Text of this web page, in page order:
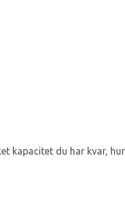
kapacitet du har kvar,